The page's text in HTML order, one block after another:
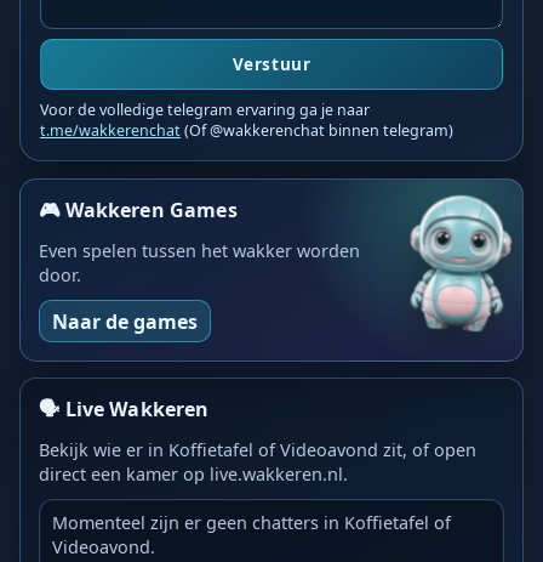
Verstuur
Voor de volledige telegram ervaring ga je naar
t.me/wakkerenchat(Of @wakkerenchat binnen telegram)
🎮 Wakkeren Games
Even spelen tussen het wakker worden
door.
Naar de games
🗣️ Live Wakkeren
Bekijk wie er in Koffietafel of Videoavond zit, of open
direct een kamer op live.wakkeren.nl.
Momenteel zijn er geen chatters in Koffietafel of
Videoavond.